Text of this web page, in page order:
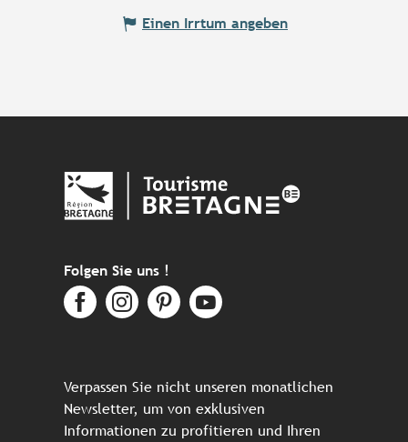
Einen Irrtum angeben
Folgen Sie uns !
Verpassen Sie nicht unseren monatlichen
Newsletter, um von exklusiven
Informationen zu profitieren und Ihren